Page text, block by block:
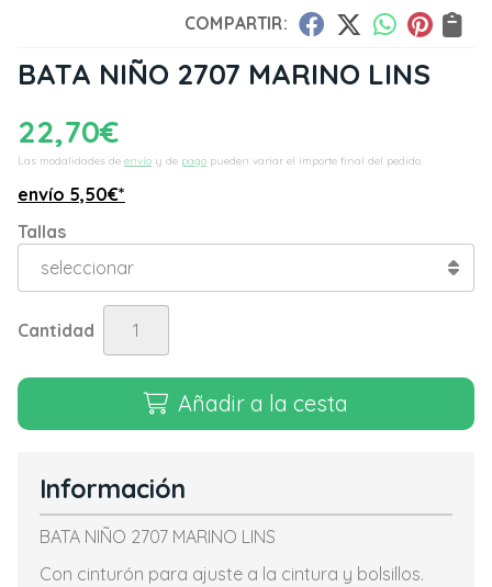
COMPARTIR:
BATA NIÑO 2707 MARINO LINS
22,70€
Las modalidades de envío y de pago pueden variar el importe final del pedido.
envío 5,50€*
Tallas
Cantidad
Añadir a la cesta
Información
BATA NIÑO 2707 MARINO LINS
Con cinturón para ajuste a la cintura y bolsillos.